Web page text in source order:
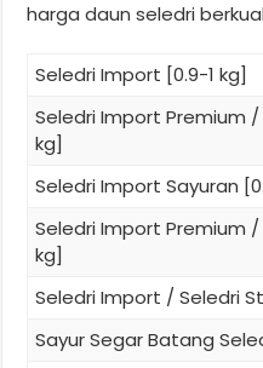
harga daun seledri
Seledri Import [0.9-1 kg]
Seledri Import Premium /
kg]
Seledri Import Sayuran
Seledri Import Premium /
kg]
Seledri Import / Seledri
Sayur Segar Batang